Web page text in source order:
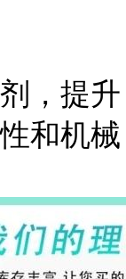
，提升
和机械